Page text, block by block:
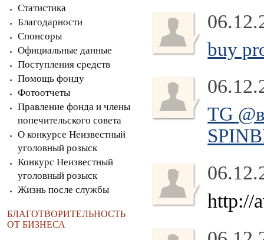
Статистика
Благодарности
Спонсоры
Официальные данные
Поступления средств
Помощь фонду
Фотоотчеты
Правление фонда и члены
попечительского совета
О конкурсе Неизвестный
уголовный розыск
Конкурс Неизвестный
уголовный розыск
Жизнь после службы
БЛАГОТВОРИТЕЛЬНОСТЬ
ОТ БИЗНЕСА
buy
TG
http://